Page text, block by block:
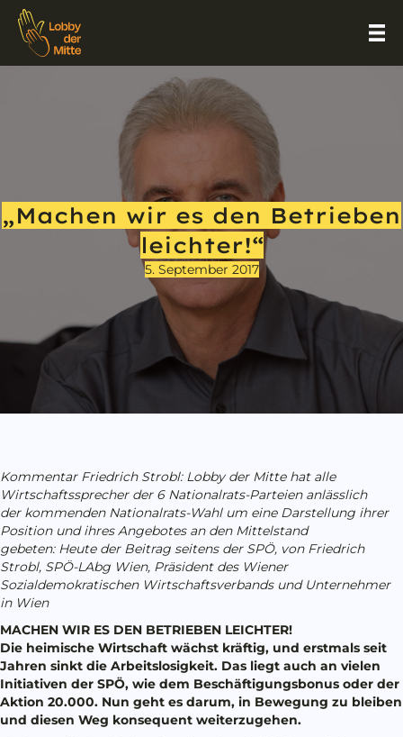
„Machen wir es den Betrieben
leichter!“
5. September 2017
Kommentar Friedrich Strobl: Lobby der Mitte hat alle
Wirtschaftssprecher der 6 Nationalrats-Parteien anlässlich
der kommenden Nationalrats-Wahl um eine Darstellung ihrer
Position und ihres Angebotes an den Mittelstand
gebeten: Heute der Beitrag seitens der SPÖ, von Friedrich
Strobl, SPÖ-LAbg Wien, Präsident des Wiener
Sozialdemokratischen Wirtschaftsverbands und Unternehmer
in Wien
MACHEN WIR ES DEN BETRIEBEN LEICHTER!
Die heimische Wirtschaft wächst kräftig, und erstmals seit
Jahren sinkt die Arbeitslosigkeit. Das liegt auch an vielen
Initiativen der SPÖ, wie dem Beschäftigungsbonus oder der
Aktion 20.000. Nun geht es darum, in Bewegung zu bleiben
und diesen Weg konsequent weiterzugehen.